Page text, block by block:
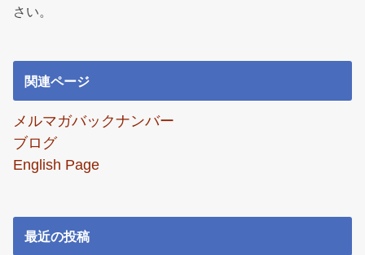
さい。
関連ページ
メルマガバックナンバー
ブログ
English Page
最近の投稿